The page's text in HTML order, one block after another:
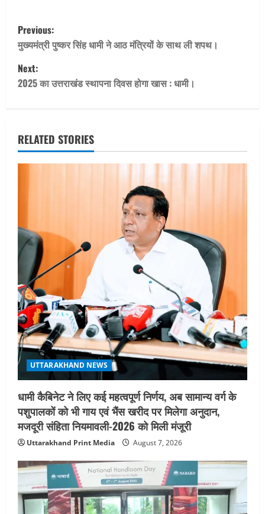
P
o
s
a
g
a
i
o
n
Previous:
मुख्यमंत्री पुष्कर सिंह धामी ने आठ मंत्रियों के साथ ली शपथ।
Next:
2025 का उत्तराखंड स्थापना दिवस होगा खास : धामी।
RELATED STORIES
UTTARAKHAND NEWS
धामी कैबिनेट ने लिए कई महत्वपूर्ण निर्णय, अब सामान्य वर्ग के
पशुपालकों को भी गाय एवं भैंस खरीद पर मिलेगा अनुदान,
मजदूरी संहिता नियमावली-2026 को मिली मंजूरी
Uttarakhand Print Media August 7, 2026